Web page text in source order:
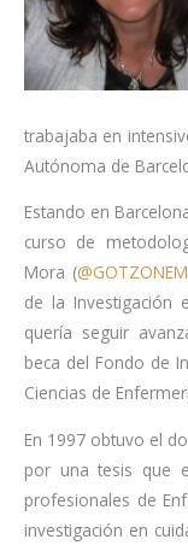
trabajaba en
Autónoma de
Estando en
curso de
Mora (
de la Investigación
quería seguir
beca del Fondo de
Ciencias de
En 1997 obtuvo el
por una tesis que
profesionales de
investigación en